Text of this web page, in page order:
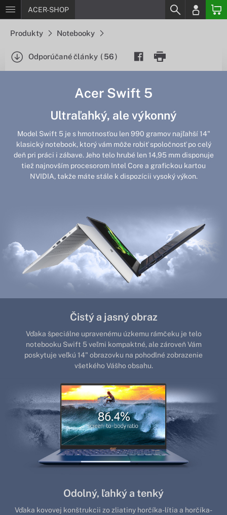
ACER-SHOP
Produkty Notebooky
Odporúčané články ( 56)
Acer Swift 5
Ultraľahký, ale výkonný
Model Swift 5 je s hmotnosťou len 990 gramov najľahší 14"
klasický notebook, ktorý vám môže robiť spoločnosť po celý
deň pri práci i zábave. Jeho telo hrubé len 14,95 mm disponuje
tiež najnovším procesorom Intel Core a grafickou kartou
NVIDIA, takže máte stále k dispozícii vysoký výkon.
Čistý a jasný obraz
Vďaka špeciálne upravenému úzkemu rámčeku je telo
notebooku Swift 5 veľmi kompaktné, ale zároveň Vám
poskytuje veľkú 14" obrazovku na pohodlné zobrazenie
všetkého Vášho obsahu.
Odolný, ľahký a tenký
Vďaka kovovej konštrukcii zo zliatiny horčíka-lítia a horčíka-